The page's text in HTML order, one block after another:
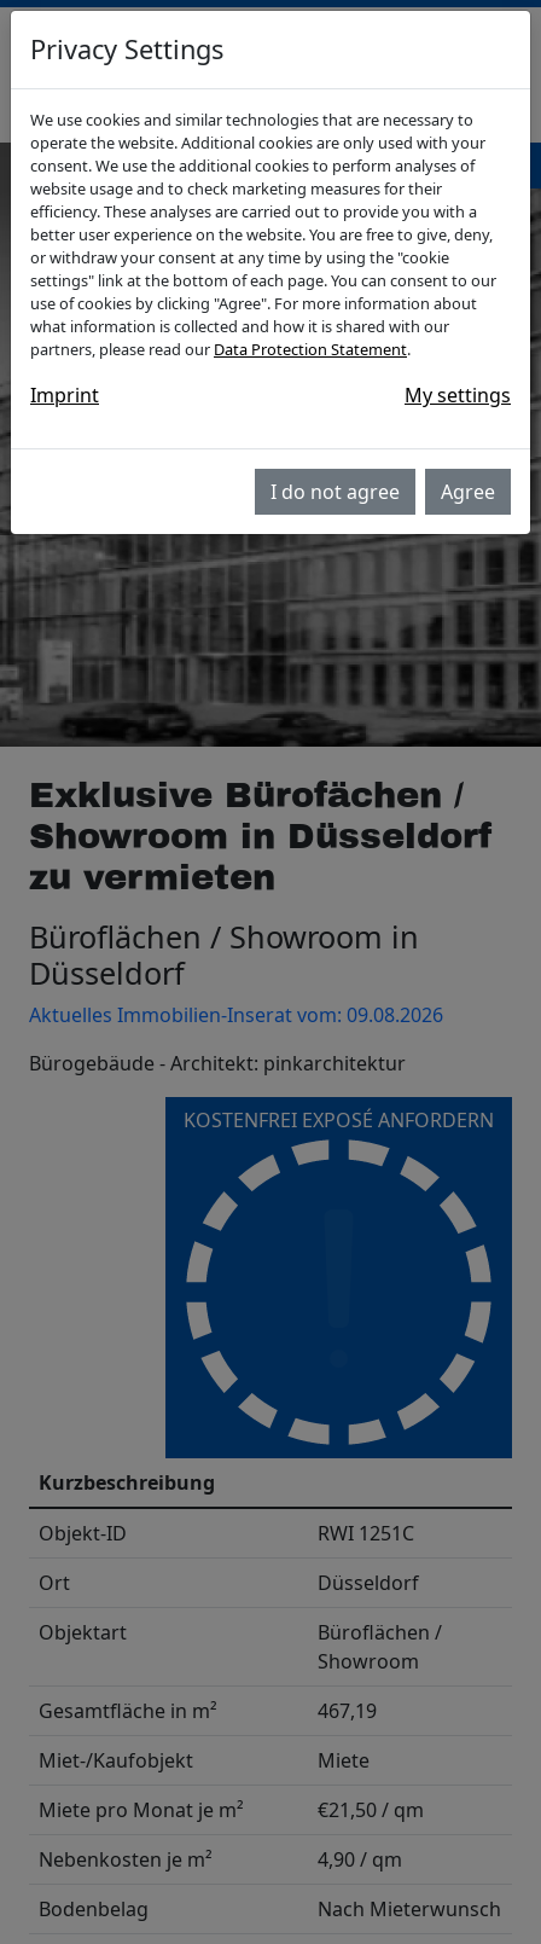
RHEIN-WUPPER-IMMO
GEWERBEIMMOBILIEN
Navigationsmenü
Exklusive Bürofächen /
Showroom in Düsseldorf
zu vermieten
Büroflächen / Showroom in
Düsseldorf
Aktuelles Immobilien-Inserat vom: 09.08.2026
Bürogebäude - Architekt: pinkarchitektur
KOSTENFREI EXPOSÉ ANFORDERN
Kurzbeschreibung
Objekt-ID
RWI 1251C
Ort
Düsseldorf
Objektart
Büroflächen /
Showroom
Gesamtfläche in m²
467,19
Miet-/Kaufobjekt
Miete
Miete pro Monat je m²
€21,50 / qm
Nebenkosten je m²
4,90 / qm
Bodenbelag
Nach Mieterwunsch
Privacy Settings
We use cookies and similar technologies that are necessary to
operate the website. Additional cookies are only used with your
consent. We use the additional cookies to perform analyses of
website usage and to check marketing measures for their
efficiency. These analyses are carried out to provide you with a
better user experience on the website. You are free to give, deny,
or withdraw your consent at any time by using the "cookie
settings" link at the bottom of each page. You can consent to our
use of cookies by clicking "Agree". For more information about
what information is collected and how it is shared with our
partners, please read our Data Protection Statement.
Imprint My settings
I do not agree Agree